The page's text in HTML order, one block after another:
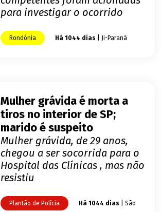
para investigar o ocorrido
Rondônia Há 1044 dias | Ji-Paraná
Mulher grávida é morta a
tiros no interior de SP;
marido é suspeito
Mulher grávida, de 29 anos,
chegou a ser socorrida para o
Hospital das Clínicas , mas não
resistiu
Plantão de Polícia Há 1044 dias | São